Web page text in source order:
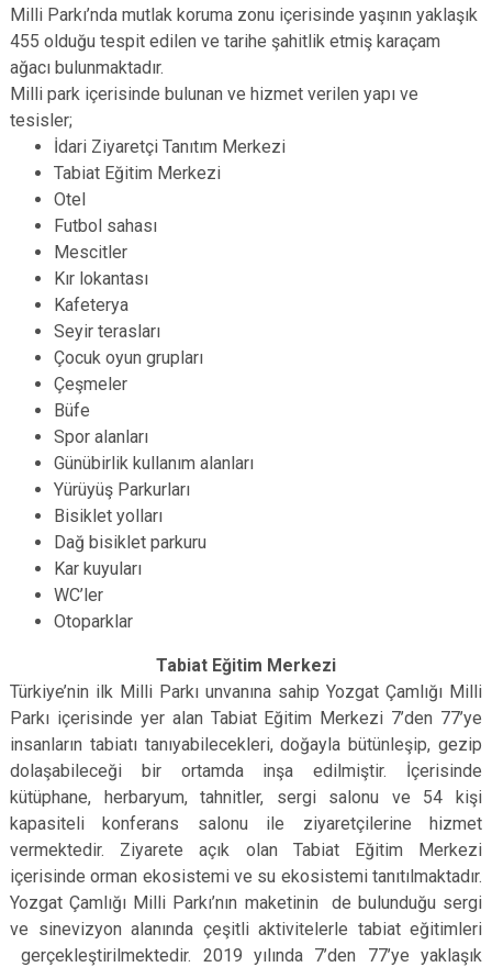
Milli Parkı’nda mutlak koruma zonu içerisinde yaşının yaklaşık
455 olduğu tespit edilen ve tarihe şahitlik etmiş karaçam
ağacı bulunmaktadır.
Milli park içerisinde bulunan ve hizmet verilen yapı ve
tesisler;
İdari Ziyaretçi Tanıtım Merkezi
Tabiat Eğitim Merkezi
Otel
Futbol sahası
Mescitler
Kır lokantası
Kafeterya
Seyir terasları
Çocuk oyun grupları
Çeşmeler
Büfe
Spor alanları
Günübirlik kullanım alanları
Yürüyüş Parkurları
Bisiklet yolları
Dağ bisiklet parkuru
Kar kuyuları
WC’ler
Otoparklar
Tabiat Eğitim Merkezi
Türkiye’nin ilk Milli Parkı unvanına sahip Yozgat Çamlığı Milli
Parkı içerisinde yer alan Tabiat Eğitim Merkezi 7’den 77’ye
insanların tabiatı tanıyabilecekleri, doğayla bütünleşip, gezip
dolaşabileceği bir ortamda inşa edilmiştir. İçerisinde
kütüphane, herbaryum, tahnitler, sergi salonu ve 54 kişi
kapasiteli konferans salonu ile ziyaretçilerine hizmet
vermektedir. Ziyarete açık olan Tabiat Eğitim Merkezi
içerisinde orman ekosistemi ve su ekosistemi tanıtılmaktadır.
Yozgat Çamlığı Milli Parkı’nın maketinin de bulunduğu sergi
ve sinevizyon alanında çeşitli aktivitelerle tabiat eğitimleri
gerçekleştirilmektedir. 2019 yılında 7’den 77’ye yaklaşık